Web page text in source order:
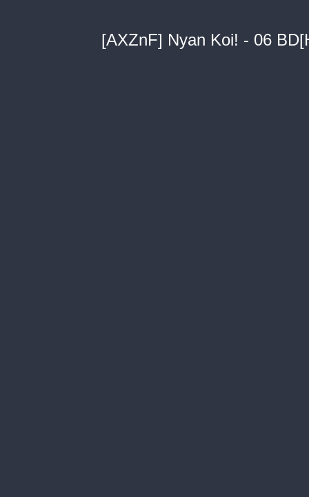
[AXZnF] Nyan Koi! - 06